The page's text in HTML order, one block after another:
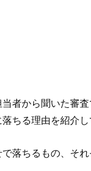
者から聞いた審
ちる理由を紹介し
落ちるもの、それ